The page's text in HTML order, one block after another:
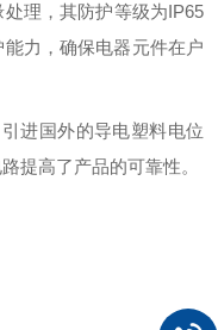
处理，其防护等级为IP65
力，确保电器元件在户
进国外的导电塑料电位
提高了产品的可靠性。